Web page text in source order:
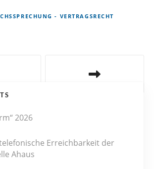
- VERTRAGSRECHT
2026
Erreichbarkeit der
Ahaus